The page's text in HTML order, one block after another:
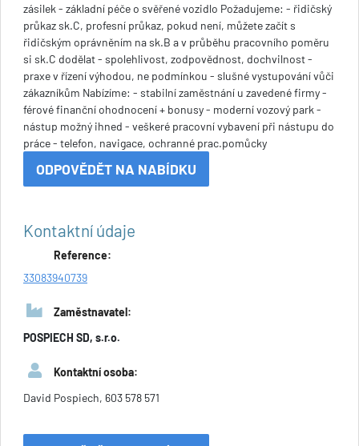
zásilek - základní péče o svěřené vozidlo Požadujeme: - řidičský
průkaz sk.C, profesní průkaz, pokud není, můžete začít s
řidičským oprávněním na sk.B a v průběhu pracovního poměru
si sk.C dodělat - spolehlivost, zodpovědnost, dochvilnost -
praxe v řízení výhodou, ne podmínkou - slušné vystupování vůči
zákazníkům Nabízíme: - stabilní zaměstnání u zavedené firmy -
férové finanční ohodnocení + bonusy - moderní vozový park -
nástup možný ihned - veškeré pracovní vybavení při nástupu do
práce - telefon, navigace, ochranné prac.pomůcky
ODPOVĚDĚT NA NABÍDKU
Kontaktní údaje
Reference:
33083940739
Zaměstnavatel:
POSPIECH SD, s.r.o.
Kontaktní osoba:
David Pospiech, 603 578 571